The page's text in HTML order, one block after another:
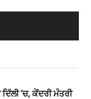
’ਚ, ਕੇਂਦਰੀ ਮੰਤਰੀ